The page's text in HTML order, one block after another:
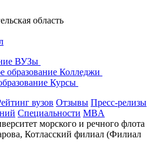
область
ВУЗы
образование Колледжи
Курсы
вузов Отзывы Пресс-релизы
Специальности MBA